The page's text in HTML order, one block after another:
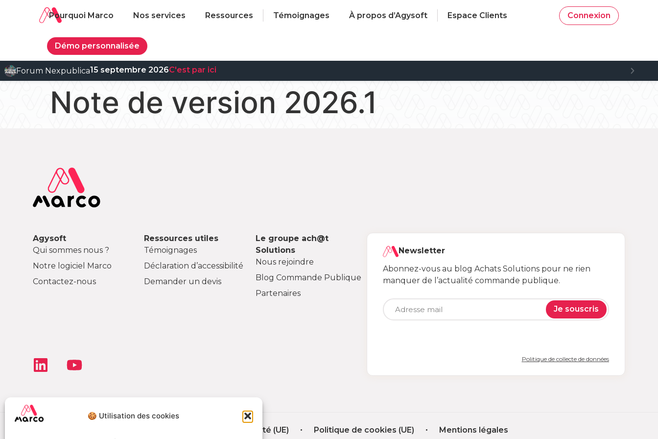
🍪 Utilisation des cookies
Pourquoi Marco Nos services Ressources Témoignages À propos d’Agysoft Espace Clients Connexion
Démo personnalisée
Forum Nexpublica15 septembre 2026C'est par ici
Note de version 2026.1
Agysoft
Qui sommes nous ?
Notre logiciel Marco
Contactez-nous
Ressources utiles
Témoignages
Déclaration d’accessibilité
Demander un devis
Le groupe ach@t
Solutions
Nous rejoindre
Blog Commande Publique
Partenaires
Newsletter
Abonnez-vous au blog Achats Solutions pour ne rien
manquer de l’actualité commande publique.
Je souscris
Politique de collecte de données
Déclaration de confidentialité (UE) Politique de cookies (UE) Mentions légales